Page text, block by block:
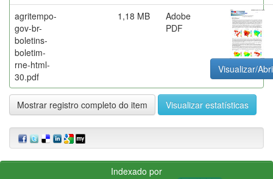
agritempo-
gov-br-
boletins-
boletim-
rne-html-
30.pdf
1,18 MB
Adobe
PDF
Visualizar/
Mostrar registro completo do item Visualizar estatísticas
Indexado por